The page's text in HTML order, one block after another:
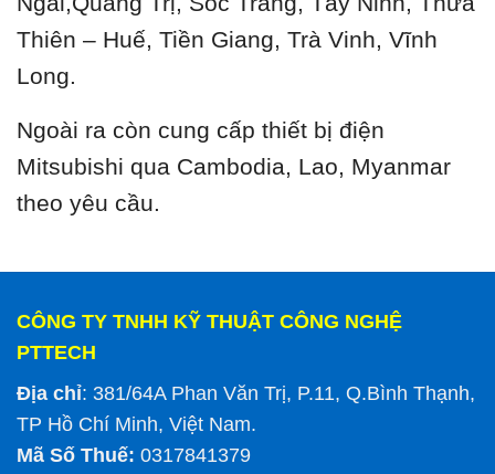
Thiên – Huế, Tiền Giang, Trà Vinh, Vĩnh
Long.
Ngoài ra còn cung cấp thiết bị điện
Mitsubishi qua Cambodia, Lao, Myanmar
theo yêu cầu.
CÔNG TY TNHH KỸ THUẬT CÔNG NGHỆ
PTTECH
Địa chỉ: 381/64A Phan Văn Trị, P.11, Q.Bình Thạnh,
TP Hồ Chí Minh, Việt Nam.
Mã Số Thuế: 0317841379